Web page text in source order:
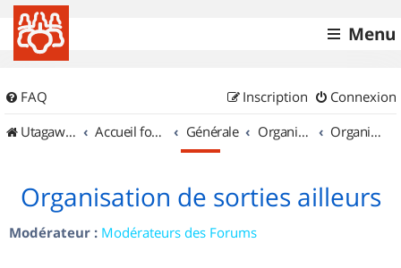
Menu
FAQ Connexion
Inscription
UtagawaVTT (Randos VTT et VTTAE avec traces GPS)
Accueil forum Générale Organisation de sorties & Recherche de partenaires Organisation de sorties ailleurs
Organisation de sorties ailleurs
Modérateur : Modérateurs des Forums